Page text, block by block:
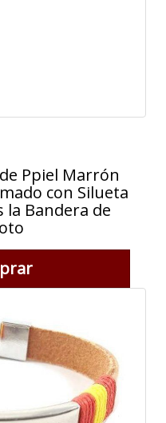
Ppiel Marrón
con Silueta
la Bandera de